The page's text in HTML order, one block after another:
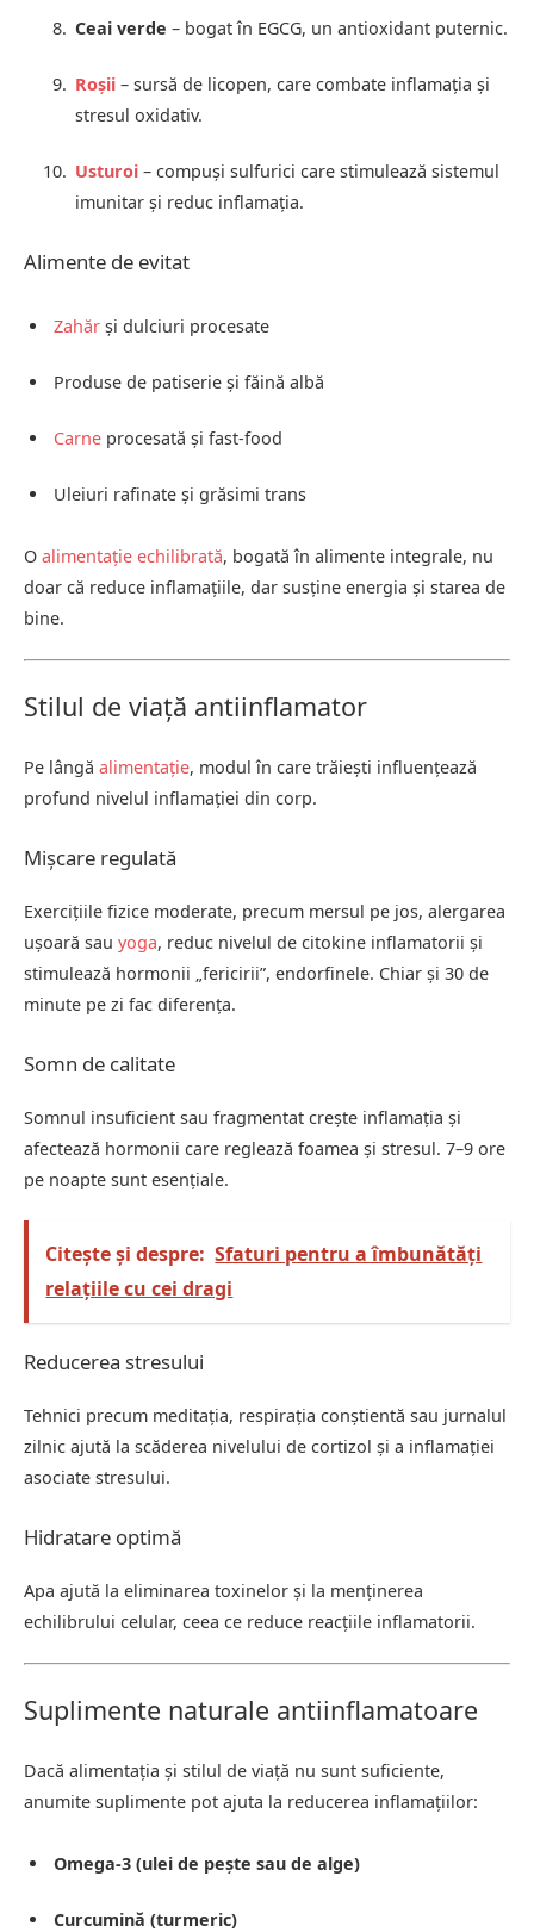
Ceai verde – bogat în EGCG, un antioxidant puternic.
Roșii – sursă de licopen, care combate inflamația și
stresul oxidativ.
Usturoi – compuși sulfurici care stimulează sistemul
imunitar și reduc inflamația.
Alimente de evitat
Zahăr și dulciuri procesate
Produse de patiserie și făină albă
Carne procesată și fast-food
Uleiuri rafinate și grăsimi trans
O alimentație echilibrată, bogată în alimente integrale, nu
doar că reduce inflamațiile, dar susține energia și starea de
bine.
Stilul de viață antiinflamator
Pe lângă alimentație, modul în care trăiești influențează
profund nivelul inflamației din corp.
Mișcare regulată
Exercițiile fizice moderate, precum mersul pe jos, alergarea
ușoară sau yoga, reduc nivelul de citokine inflamatorii și
stimulează hormonii „fericirii”, endorfinele. Chiar și 30 de
minute pe zi fac diferența.
Somn de calitate
Somnul insuficient sau fragmentat crește inflamația și
afectează hormonii care reglează foamea și stresul. 7–9 ore
pe noapte sunt esențiale.
Citește și despre: Sfaturi pentru a îmbunătăți
relațiile cu cei dragi
Reducerea stresului
Tehnici precum meditația, respirația conștientă sau jurnalul
zilnic ajută la scăderea nivelului de cortizol și a inflamației
asociate stresului.
Hidratare optimă
Apa ajută la eliminarea toxinelor și la menținerea
echilibrului celular, ceea ce reduce reacțiile inflamatorii.
Suplimente naturale antiinflamatoare
Dacă alimentația și stilul de viață nu sunt suficiente,
anumite suplimente pot ajuta la reducerea inflamațiilor:
Omega-3 (ulei de pește sau de alge)
Curcumină (turmeric)